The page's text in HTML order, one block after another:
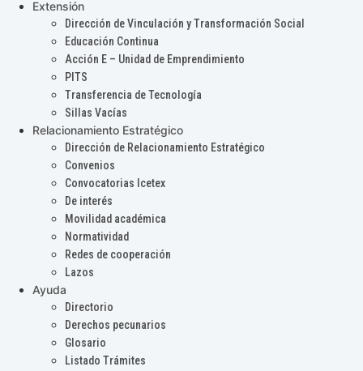
Extensión
Dirección de Vinculación y Transformación Social
Educación Continua
Acción E – Unidad de Emprendimiento
PITS
Transferencia de Tecnología
Sillas Vacías
Relacionamiento Estratégico
Dirección de Relacionamiento Estratégico
Convenios
Convocatorias Icetex
De interés
Movilidad académica
Normatividad
Redes de cooperación
Lazos
Ayuda
Directorio
Derechos pecunarios
Glosario
Listado Trámites